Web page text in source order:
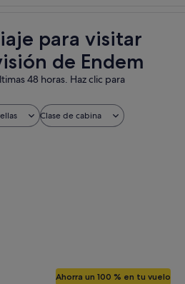
para visitar
de Endem
48 horas. Haz clic para
Clase de cabina
Ahorra un 100 % en tu vuelo